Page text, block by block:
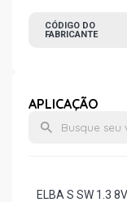
CÓDIGO DO
FABRICANTE
APLICAÇÃO
ELBA S SW 1.3